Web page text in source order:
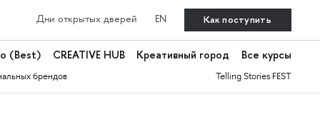
Дни открытых дверей EN Как поступить
(Best) CREATIVE HUB Креативный город Все курсы
брендов Telling Stories FEST